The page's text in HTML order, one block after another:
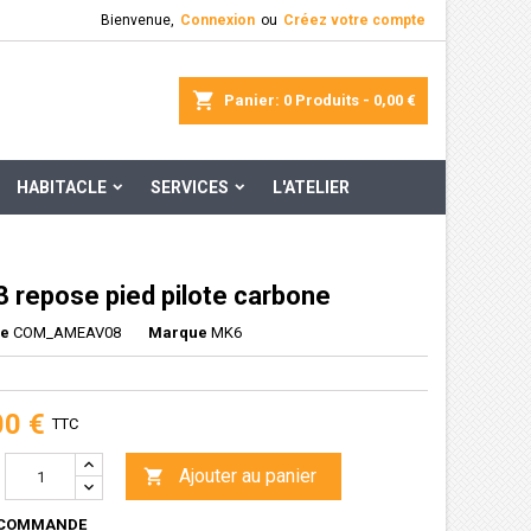
Bienvenue, Connexion ou Créez votre compte
Panier 0 Produits - 0,00 €
HABITACLE SERVICES L'ATELIER
repose pied pilote carbone
COM_AMEAV08 Marque MK6
€ TTC
 Ajouter au panier